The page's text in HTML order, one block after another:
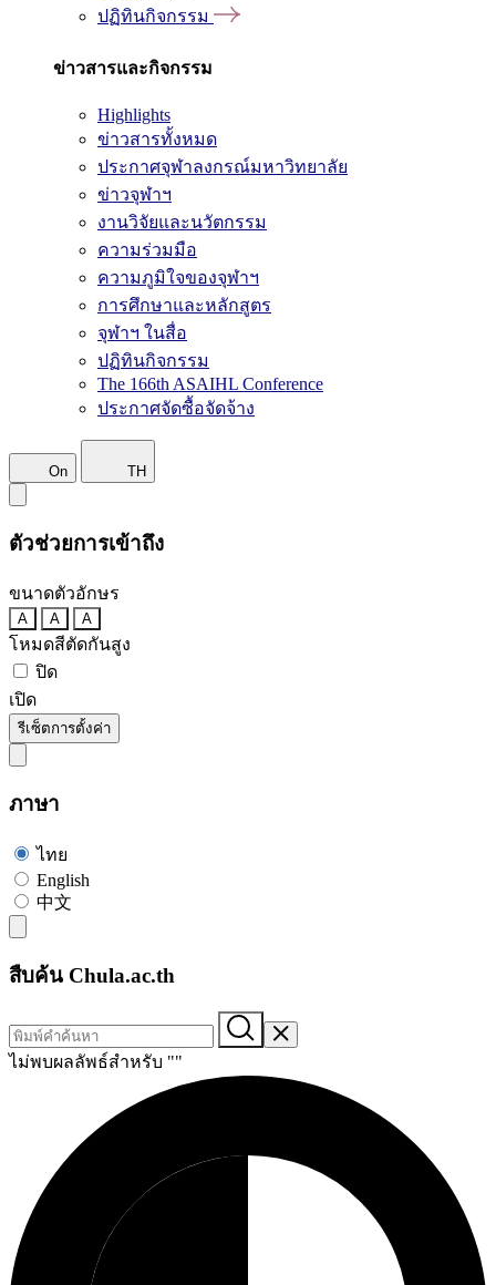
ปฏิทินกิจกรรม
ข่าวสารและกิจกรรม
Highlights
ข่าวสารทั้งหมด
ประกาศจุฬาลงกรณ์มหาวิทยาลัย
ข่าวจุฬาฯ
งานวิจัยและนวัตกรรม
ความร่วมมือ
ความภูมิใจของจุฬาฯ
การศึกษาและหลักสูตร
จุฬาฯ ในสื่อ
ปฏิทินกิจกรรม
The 166th ASAIHL Conference
ประกาศจัดซื้อจัดจ้าง
On TH
ตัวช่วยการเข้าถึง
ขนาดตัวอักษร
A A A
โหมดสีตัดกันสูง
ปิด
เปิด
รีเซ็ตการตั้งค่า
ภาษา
ไทย
English
中文
สืบค้น Chula.ac.th
ไม่พบผลลัพธ์สำหรับ ""